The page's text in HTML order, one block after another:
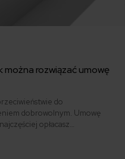
można rozwiązać umowę
do
dobrowolnym. Umowę
opłacasz
w trakcie trwania